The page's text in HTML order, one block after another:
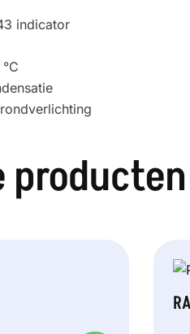
indicator
producten